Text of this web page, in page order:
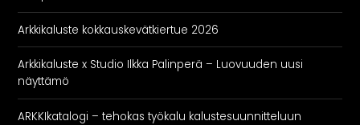
Arkkikaluste kokkauskevätkiertue 2026
Arkkikaluste x Studio Ilkka Palinperä – Luovuuden uusi
näyttämö
ARKKIkatalogi – tehokas työkalu kalustesuunnitteluun